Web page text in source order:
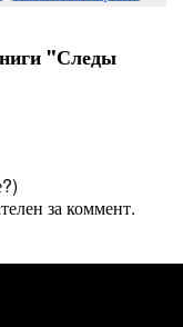
"Следы
за коммент.